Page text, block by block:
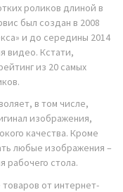
роликов длиной в
был создан в 2008
и до середины 2014
видео. Кстати,
из 20 самых
в том числе,
изображения,
качества. Кроме
любые изображения –
рабочего стола.
от интернет-